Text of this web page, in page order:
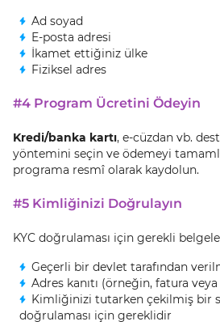
Ad soyad
E-posta adresi
İkamet ettiğiniz ülke
Fiziksel adres
#4 Program Ücretini Ödeyin
Kredi/banka kartı, e-cüzdan vb.
yöntemini seçin ve ödemeyi
programa resmî olarak kaydolun.
#5 Kimliğinizi Doğrulayın
KYC doğrulaması için gerekli
Geçerli bir devlet tarafından
Adres kanıtı (örneğin, fatura
Kimliğinizi tutarken çekilmiş bir
doğrulaması için gereklidir